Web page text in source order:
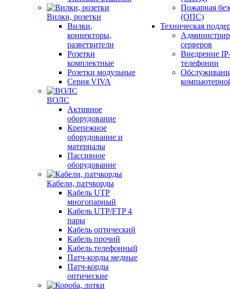
Вилки, розетки
Вилки,
коннекторы,
разветвители
Розетки
комплектные
Розетки модульные
Серия VIVA
ВОЛС
Активное
оборудование
Крепежное
оборудование и
материалы
Пассивное
оборудование
Кабели, патчкорды
Кабель UTP
многопарный
Кабель UTP/FTP 4
пары
Кабель оптический
Кабель прочий
Кабель телефонный
Патч-корды медные
Патч-корды
оптические
Пожарная
(ОПС)
Техническая
серверов
Внедрение
телефонии